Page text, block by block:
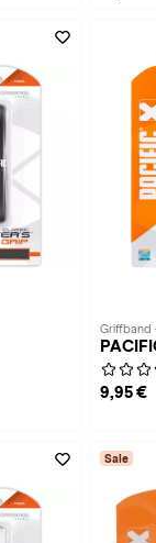
Griffband
9,95 €
Sale